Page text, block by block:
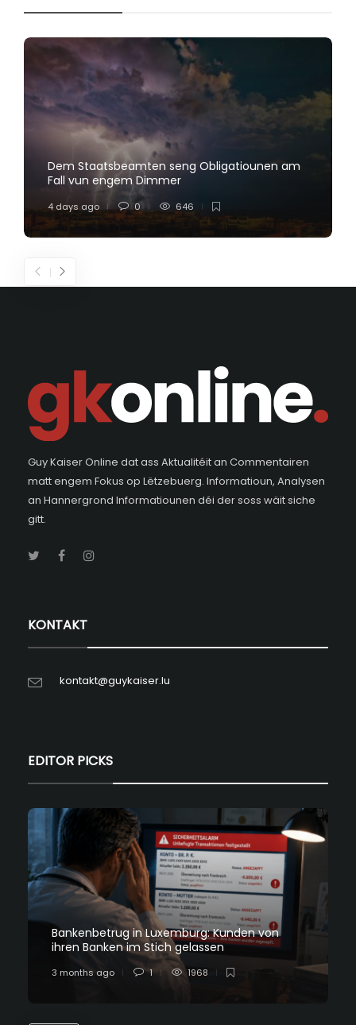
Dem Staatsbeamten seng Obligatiounen am
Fall vun engem Dimmer
4 days ago 0 646
Guy Kaiser Online dat ass Aktualitéit an Commentairen
matt engem Fokus op Lëtzebuerg. Informatioun, Analysen
an Hannergrond Informatiounen déi der soss wäit siche
gitt.
KONTAKT
kontakt@guykaiser.lu
EDITOR PICKS
Bankenbetrug in Luxemburg: Kunden von
ihren Banken im Stich gelassen
3 months ago 1 1968